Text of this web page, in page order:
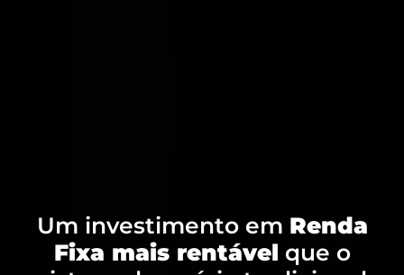
Um investimento em Renda
Fixa mais rentável que o